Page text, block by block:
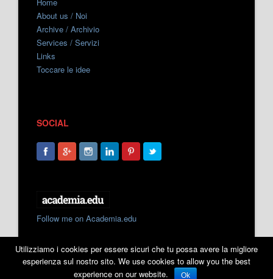
About us / Noi
Archive / Archivio
Services / Servizi
Links
Toccare le idee
SOCIAL
Follow me on Academia.edu
Utilizziamo i cookies per essere sicuri che tu possa avere la migliore
esperienza sul nostro sito. We use cookies to allow you the best
experience on our website.
Ok